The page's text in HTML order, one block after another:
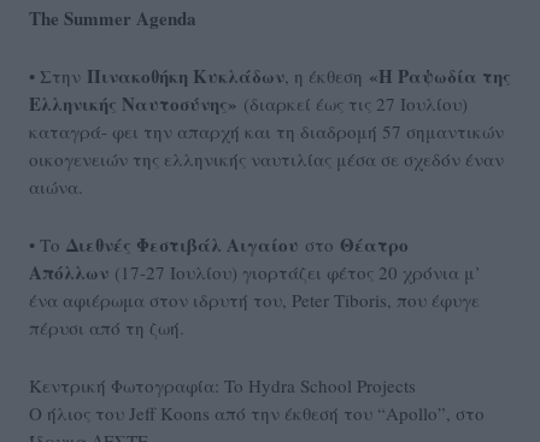
The Summer Agenda
• Στην Πινακοθήκη Κυκλάδων , η έκθεση «Η Ραψωδία της
Ελληνικής Ναυτοσύνης» (διαρκεί έως τις 27 Ιουλίου)
καταγρά- φει την απαρχή και τη διαδρομή 57 σημαντικών
οικογενειών της ελληνικής ναυτιλίας μέσα σε σχεδόν έναν
αιώνα.
• Το Διεθνές Φεστιβάλ Αιγαίου στο Θέατρο
Απόλλων (17-27 Ιουλίου) γιορτάζει φέτος 20 χρόνια μ’
ένα αφιέρωμα στον ιδρυτή του, Peter Tiboris, που έφυγε
πέρυσι από τη ζωή.
Κεντρική Φωτογραφία: To Hydra School Projects
O ήλιος του Jeff Koons από την έκθεσή του “Apollo”, στο